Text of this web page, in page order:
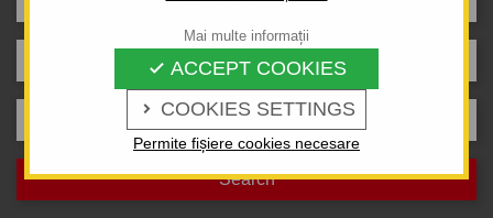
 COOKIES SETTINGS
 ACCEPT COOKIES
Permite fișiere cookies necesare
Mai multe informații
2 uși. coupe / cabrio
E36 (09.1990 - 04.1999)